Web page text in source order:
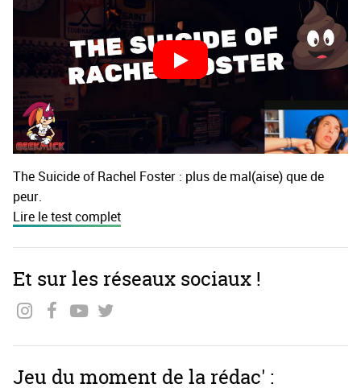
The Suicide of Rachel Foster : plus de mal(aise) que de
peur.
Lire le test complet
Et sur les réseaux sociaux !
Jeu du moment de la rédac' :